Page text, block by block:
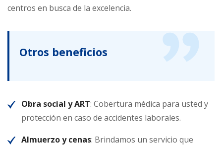
centros en busca de la excelencia.
Otros beneficios
Obra social y ART: Cobertura médica para usted y
protección en caso de accidentes laborales.
Almuerzo y cenas: Brindamos un servicio que